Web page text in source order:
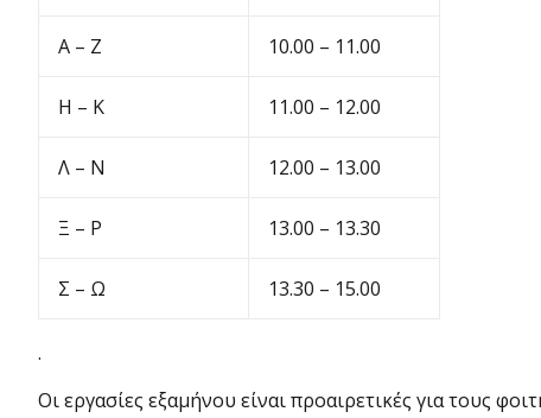
Α – Ζ 10.00 – 11.00
Η – Κ 11.00 – 12.00
Λ – Ν 12.00 – 13.00
Ξ – Ρ 13.00 – 13.30
Σ – Ω 13.30 – 15.00
.
Οι εργασίες εξαμήνου είναι προαιρετικές για τους